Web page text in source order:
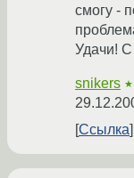
смогу -
Удачи!
snikers ★
Ссылка